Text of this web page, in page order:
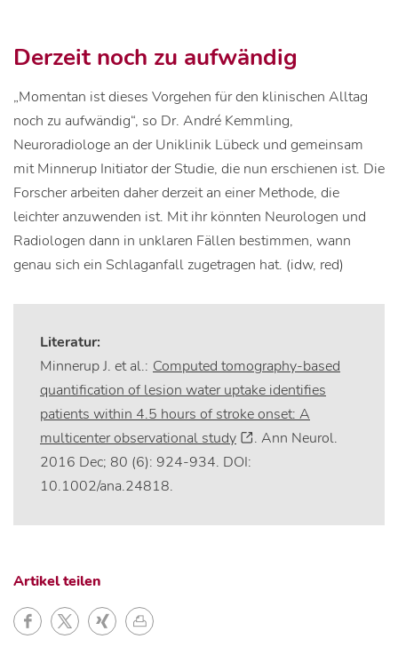
Derzeit noch zu aufwändig
„Momentan ist dieses Vorgehen für den klinischen Alltag
noch zu aufwändig“, so Dr. André Kemmling,
Neuroradiologe an der Uniklinik Lübeck und gemeinsam
mit Minnerup Initiator der Studie, die nun erschienen ist. Die
Forscher arbeiten daher derzeit an einer Methode, die
leichter anzuwenden ist. Mit ihr könnten Neurologen und
Radiologen dann in unklaren Fällen bestimmen, wann
genau sich ein Schlaganfall zugetragen hat. (idw, red)
Literatur:
Minnerup J. et al.: Computed tomography-based
quantification of lesion water uptake identifies
patients within 4.5 hours of stroke onset: A
multicenter observational study
. Ann Neurol.
2016 Dec; 80 (6): 924-934. DOI:
10.1002/ana.24818.
Artikel teilen